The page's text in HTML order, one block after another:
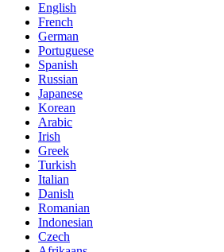
English
French
German
Portuguese
Spanish
Russian
Japanese
Korean
Arabic
Irish
Greek
Turkish
Italian
Danish
Romanian
Indonesian
Czech